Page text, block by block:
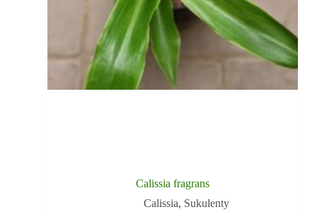
Calissia fragrans
Calissia, Sukulenty